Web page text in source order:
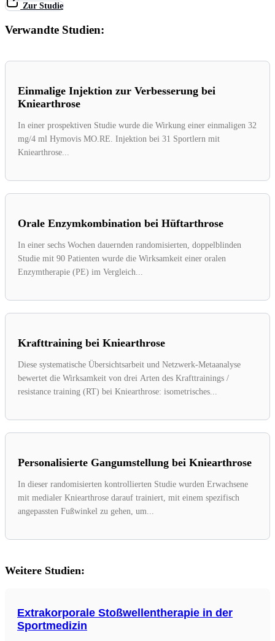
Zur Studie
Verwandte Studien:
Einmalige Injektion zur Verbesserung bei
Kniearthrose
In einer prospektiven Studie wurde die Wirkung einer einmaligen 32
mg/4 ml Hymovis MO.RE. Injektion bei 31 Sportlern mit
Kniearthrose...
Orale Enzymkombination bei Hüftarthrose
In einer sechs Wochen dauernden randomisierten, doppelblinden
Studie mit 90 Patienten wurde die Wirksamkeit einer oralen
Enzymtherapie (PE) im Vergleich...
Krafttraining bei Kniearthrose
Diese systematische Übersichtsarbeit und Netzwerk-Metaanalyse
bewertet die Wirksamkeit von drei Arten des Krafttrainings /
resistance training (RT) bei Kniearthrose: isometrisches...
Personalisierte Gangumstellung bei Kniearthrose
In dieser randomisierten kontrollierten Studie wurden Erwachsene
mit medialer Kniearthrose darauf trainiert, mit einem spezifisch
angepassten Fußwinkel zu gehen, um...
Weitere Studien:
Extrakorporale Stoßwellentherapie in der
Sportmedizin